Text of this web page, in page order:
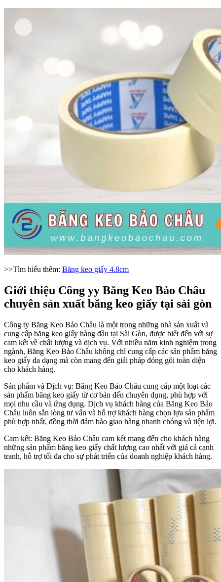
>>Tìm hiểu thêm: Băng keo giấy 4.8cm
Giới thiệu Công yy Băng Keo Bảo Châu
chuyên sản xuất băng keo giấy tại sài gòn
Công ty Băng Keo Bảo Châu là một trong những nhà sản xuất và
cung cấp băng keo giấy hàng đầu tại Sài Gòn, được biết đến với sự
cam kết về chất lượng và dịch vụ. Với nhiều năm kinh nghiệm trong
ngành, Băng Keo Bảo Châu không chỉ cung cấp các sản phẩm băng
keo giấy đa dạng mà còn mang đến giải pháp đóng gói toàn diện
cho khách hàng.
Sản phẩm và Dịch vụ: Băng Keo Bảo Châu cung cấp một loạt các
sản phẩm băng keo giấy từ cơ bản đến chuyên dụng, phù hợp với
mọi nhu cầu và ứng dụng. Dịch vụ khách hàng của Băng Keo Bảo
Châu luôn sẵn lòng tư vấn và hỗ trợ khách hàng chọn lựa sản phẩm
phù hợp nhất, đồng thời đảm bảo giao hàng nhanh chóng và tiện lợi.
Cam kết: Băng Keo Bảo Châu cam kết mang đến cho khách hàng
những sản phẩm băng keo giấy chất lượng cao nhất với giá cả cạnh
tranh, hỗ trợ tối đa cho sự phát triển của doanh nghiệp khách hàng.